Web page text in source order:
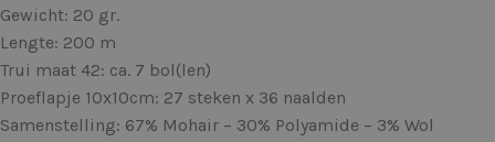
Gewicht: 20 gr.
Lengte: 200 m
Trui maat 42: ca. 7 bol(len)
Proeflapje 10x10cm: 27 steken x 36 naalden
Samenstelling: 67% Mohair – 30% Polyamide – 3% Wol